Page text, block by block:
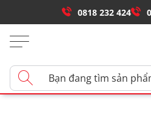
0818 232 424